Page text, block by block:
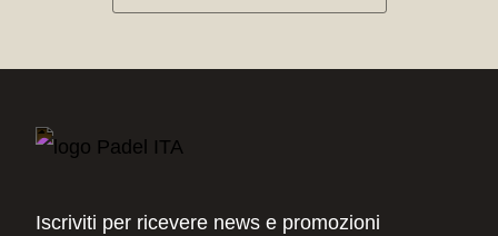
Iscriviti per ricevere news e promozioni